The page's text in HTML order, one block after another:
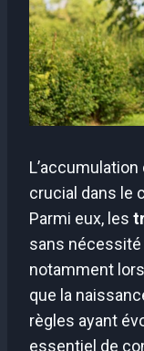
crucial dans le
Parmi eux, les
sans nécessité
notamment
que la
règles ayant
essentiel de